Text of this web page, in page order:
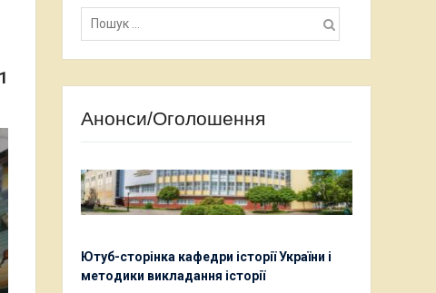
Пошук:
Анонси/Оголошення
Ютуб-сторінка кафедри історії України і
методики викладання історії